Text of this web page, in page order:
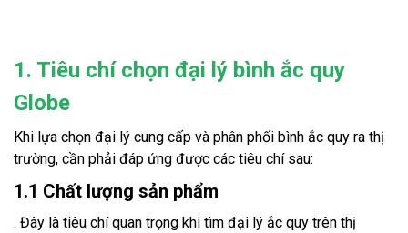
1. Tiêu chí chọn đại lý bình ắc quy
Globe
Khi lựa chọn đại lý cung cấp và phân phối bình ắc quy ra thị
trường, cần phải đáp ứng được các tiêu chí sau:
1.1 Chất lượng sản phẩm
. Đây là tiêu chí quan trọng khi tìm đại lý ắc quy trên thị